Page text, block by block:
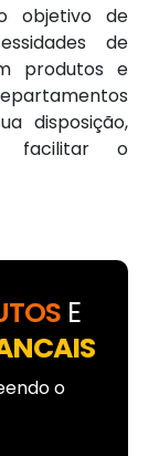
objetivo de
de
produtos e
disposição,
facilitar o
E
o